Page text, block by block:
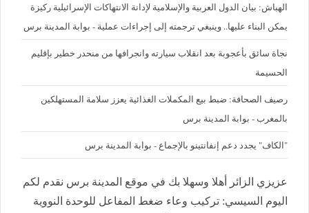
الهباش: بيان الدول العربية والإسلامية لإدانة الانتهاكات الإسرائيلية ركيزة
يمكن البناء عليها.. وينبغي ترجمته إلى إجراءات عملية - بوابة المدينة برس
نجاة سائق بأعجوبة بعد انقلاب سيارته وانجرافها من منحدر خطير بإقليم
الحسيمة
رصيف الصحافة: ضبط بيع المكملات الغذائية يعزز سلامة المستهلكين
بالمغرب - بوابة المدينة برس
"الكاف" يجدد دعم إنفانتينو بالإجماع - بوابة المدينة برس
عزيزي الزائر أهلا وسهلا بك في موقع المدينة برس نقدم لكم
اليوم السيسي: تركيب وعاء ضغط المفاعل للوحدة النووية